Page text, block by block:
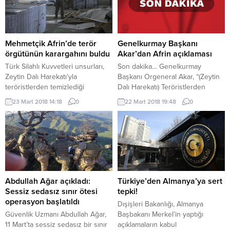
Geleceği partisi adlı bir oluşum
meydana getirildi. AA’nın
Haseke’deki güvenilir yerel
kaynaklardan aldığı bilgiye göre,
ABD, YPG/PKK işgalindeki
Haseke’de dün...
bölgeye gelenlerin büyük ilgisini
çekmeye devam ediyor.
Vatandaşların ilgisine duyarsız
kalmayan Reyhanlı Belediyesi de
bölgede çalışma başlattı....
Mehmetçik Afrin’de terör
örgütünün karargahını buldu
Türk Silahlı Kuvvetleri unsurları,
Zeytin Dalı Harekatı’yla
teröristlerden temizlediği
Afrin’deki arama tarama
çalışmaları sırasında, terör örgütü
tarafından kullanılan karargah
binalarından birini ortaya çıkardı
Mehmetçik, Zeytin Dalı
Harekatı’yla teröristlerden
temizlediği Afrin’deki arama
tarama çalışmaları sırasında, terör
örgütünün karargah binalarından
birini ortaya çıkardı. Binadaki
kasada bulunan terör örgütünün
sözde üniformaları ise
teröristlerin...
23 Mart 2018 14:18 0
Genelkurmay Başkanı
Akar’dan Afrin açıklaması
Son dakika… Genelkurmay
Başkanı Orgeneral Akar, “(Zeytin
Dalı Harekatı) Teröristlerden
temizlenen yerlerde halk evlerine
dönmeye başladı.” dedi
Genelkurmay Başkanı Orgeneral
Hulusi Akar’dan son dakika Afrin
açıklaması geldi. Hulusi Akar
yaptığı açıklamada, “(Zeytin Dalı
Harekatı) Teröristlerden
temizlenen yerlerde halk evlerine
dönmeye başladı.” dedi.
Orgeneral Akar, Zeytin Dalı
Harekatı sırasında yaralanan 157...
22 Mart 2018 19:48 0
Abdullah Ağar açıkladı:
Sessiz sedasız sınır ötesi
operasyon başlatıldı
Güvenlik Uzmanı Abdullah Ağar,
11 Mart’ta sessiz sedasız bir sınır
Türkiye’den Almanya’ya sert
tepki!
Dışişleri Bakanlığı, Almanya
Başbakanı Merkel’in yaptığı
açıklamaların kabul